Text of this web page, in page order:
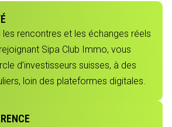
les rencontres et les échanges réels
Sipa Club Immo, vous
d’investisseurs suisses, à des
loin des plateformes digitales.